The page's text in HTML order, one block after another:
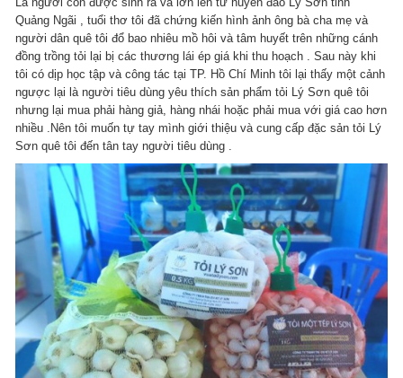
Quảng Ngãi , tuổi thơ tôi đã chứng kiến hình ảnh ông bà cha mẹ và
người dân quê tôi đổ bao nhiêu mồ hôi và tâm huyết trên những cánh
đồng trồng tỏi lại bị các thương lái ép giá khi thu hoạch . Sau này khi
tôi có dịp học tập và công tác tại TP. Hồ Chí Minh tôi lại thấy một cảnh
ngược lại là người tiêu dùng yêu thích sản phẩm tỏi Lý Sơn quê tôi
nhưng lại mua phải hàng giả, hàng nhái hoặc phải mua với giá cao hơn
nhiều .Nên tôi muốn tự tay mình giới thiệu và cung cấp đặc sản tỏi Lý
Sơn quê tôi đến tân tay người tiêu dùng .